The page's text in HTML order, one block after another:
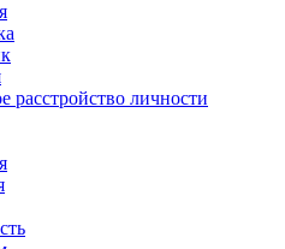
расстройство личности